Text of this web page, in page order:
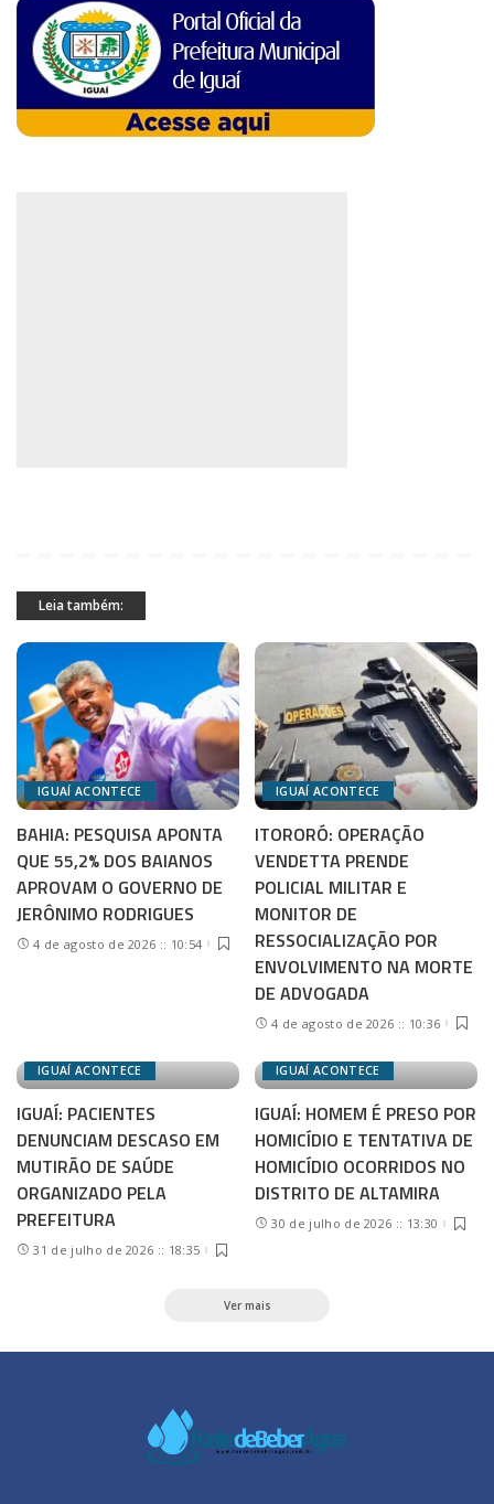
Leia também:
IGUAÍ ACONTECE
BAHIA: PESQUISA APONTA
QUE 55,2% DOS BAIANOS
APROVAM O GOVERNO DE
JERÔNIMO RODRIGUES
4 de agosto de 2026 :: 10:54
IGUAÍ ACONTECE
ITORORÓ: OPERAÇÃO
VENDETTA PRENDE
POLICIAL MILITAR E
MONITOR DE
RESSOCIALIZAÇÃO POR
ENVOLVIMENTO NA MORTE
DE ADVOGADA
4 de agosto de 2026 :: 10:36
IGUAÍ ACONTECE
IGUAÍ: PACIENTES
DENUNCIAM DESCASO EM
MUTIRÃO DE SAÚDE
ORGANIZADO PELA
PREFEITURA
31 de julho de 2026 :: 18:35
IGUAÍ ACONTECE
IGUAÍ: HOMEM É PRESO POR
HOMICÍDIO E TENTATIVA DE
HOMICÍDIO OCORRIDOS NO
DISTRITO DE ALTAMIRA
30 de julho de 2026 :: 13:30
Ver mais